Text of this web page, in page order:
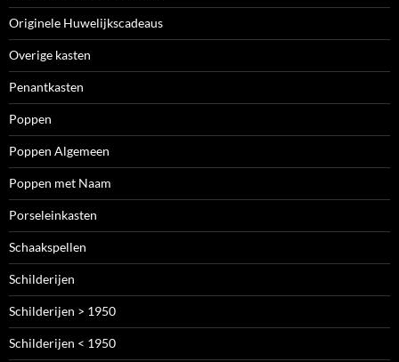
Originele Huwelijkscadeaus
Overige kasten
Penantkasten
Poppen
Poppen Algemeen
Poppen met Naam
Porseleinkasten
Schaakspellen
Schilderijen
Schilderijen > 1950
Schilderijen < 1950